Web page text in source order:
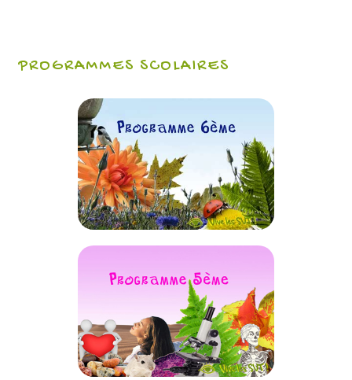
PROGRAMMES SCOLAIRES